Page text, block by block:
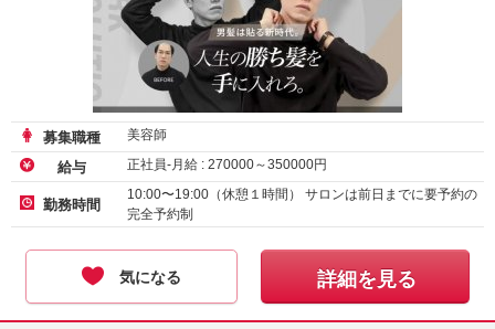
募集職種 美容師
給与 正社員-月給 : 270000～350000円
勤務時間
10:00〜19:00（休憩１時間） サロンは前日までに要予約の
完全予約制
気になる 詳細を見る